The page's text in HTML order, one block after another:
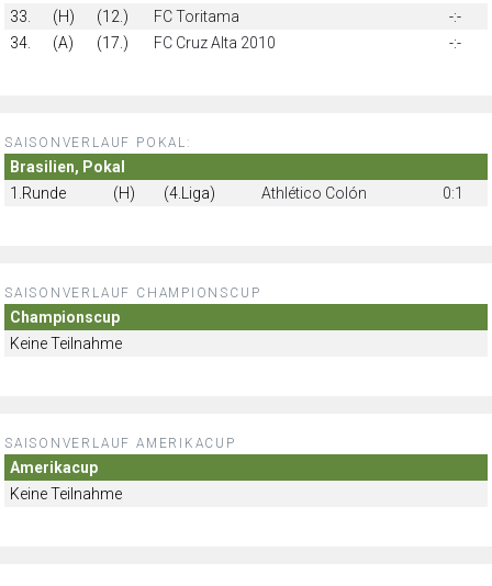
33.
(H) (12.) FC Toritama
-:-
34.
(A) (17.) FC Cruz Alta 2010 -:-
SAISONVERLAUF POKAL:
Brasilien, Pokal
1.Runde
(H) (4.Liga) Athlético Colón 0:1
SAISONVERLAUF CHAMPIONSCUP
Championscup
Keine Teilnahme
SAISONVERLAUF AMERIKACUP
Amerikacup
Keine Teilnahme